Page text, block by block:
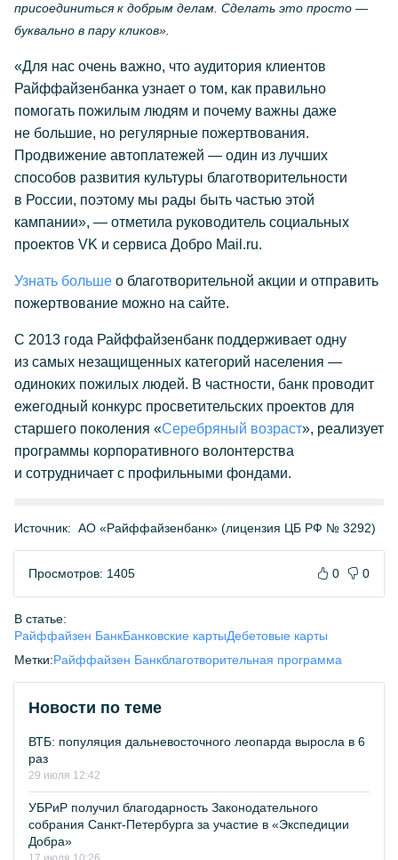
присоединиться к добрым делам. Сделать это просто —
буквально в пару кликов».
«Для нас очень важно, что аудитория клиентов
Райффайзенбанка узнает о том, как правильно
помогать пожилым людям и почему важны даже
не большие, но регулярные пожертвования.
Продвижение автоплатежей — один из лучших
способов развития культуры благотворительности
в России, поэтому мы рады быть частью этой
кампании», — отметила руководитель социальных
проектов VK и сервиса Добро Mail.ru.
Узнать больше о благотворительной акции и отправить
пожертвование можно на сайте.
С 2013 года Райффайзенбанк поддерживает одну
из самых незащищенных категорий населения —
одиноких пожилых людей. В частности, банк проводит
ежегодный конкурс просветительских проектов для
старшего поколения «Серебряный возраст», реализует
программы корпоративного волонтерства
и сотрудничает с профильными фондами.
Источник: АО «Райффайзенбанк» (лицензия ЦБ РФ № 3292)
Просмотров: 1405 0 0
В статье:
Райффайзен БанкБанковские картыДебетовые карты
Метки:Райффайзен Банкблаготворительная программа
Новости по теме
ВТБ: популяция дальневосточного леопарда выросла в 6
раз
29 июля 12:42
УБРиР получил благодарность Законодательного
собрания Санкт-Петербурга за участие в «Экспедиции
Добра»